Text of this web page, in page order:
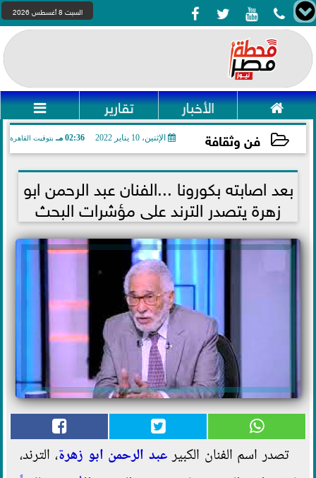
    السبت 8 أغسطس 2026
 الأخبار تقارير 
فن وثقافة الإثنين، 10 يناير 2022 02:36 مـ بتوقيت القاهرة
2022-01-10 14:36:06
بعد اصابته بكورونا ...الفنان عبد الرحمن ابو
زهرة يتصدر الترند على مؤشرات البحث
تصدر اسم الفنان الكبيرعبد الرحمن ابو زهرة، الترند،